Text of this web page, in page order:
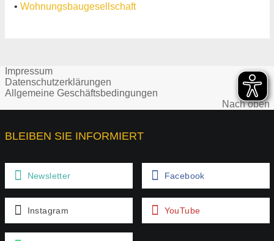
• Wohnungsbaugesellschaft
Impressum
Datenschutzerklärungen
Allgemeine Geschäftsbedingungen
Nach oben
BLEIBEN SIE INFORMIERT
Newsletter Facebook
Instagram YouTube